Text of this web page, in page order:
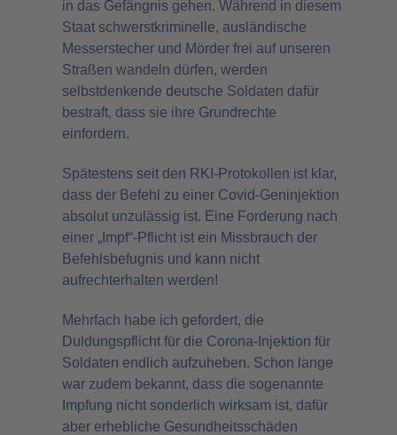
in das Gefängnis gehen. Während in diesem
Staat schwerstkriminelle, ausländische
Messerstecher und Mörder frei auf unseren
Straßen wandeln dürfen, werden
selbstdenkende deutsche Soldaten dafür
bestraft, dass sie ihre Grundrechte
einfordern.
Spätestens seit den RKI-Protokollen ist klar,
dass der Befehl zu einer Covid-Geninjektion
absolut unzulässig ist. Eine Forderung nach
einer „Impf“-Pflicht ist ein Missbrauch der
Befehlsbefugnis und kann nicht
aufrechterhalten werden!
Mehrfach habe ich gefordert, die
Duldungspflicht für die Corona-Injektion für
Soldaten endlich aufzuheben. Schon lange
war zudem bekannt, dass die sogenannte
Impfung nicht sonderlich wirksam ist, dafür
aber erhebliche Gesundheitsschäden